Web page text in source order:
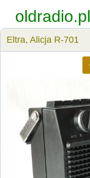
oldradio.pl
Eltra, Alicja R-701